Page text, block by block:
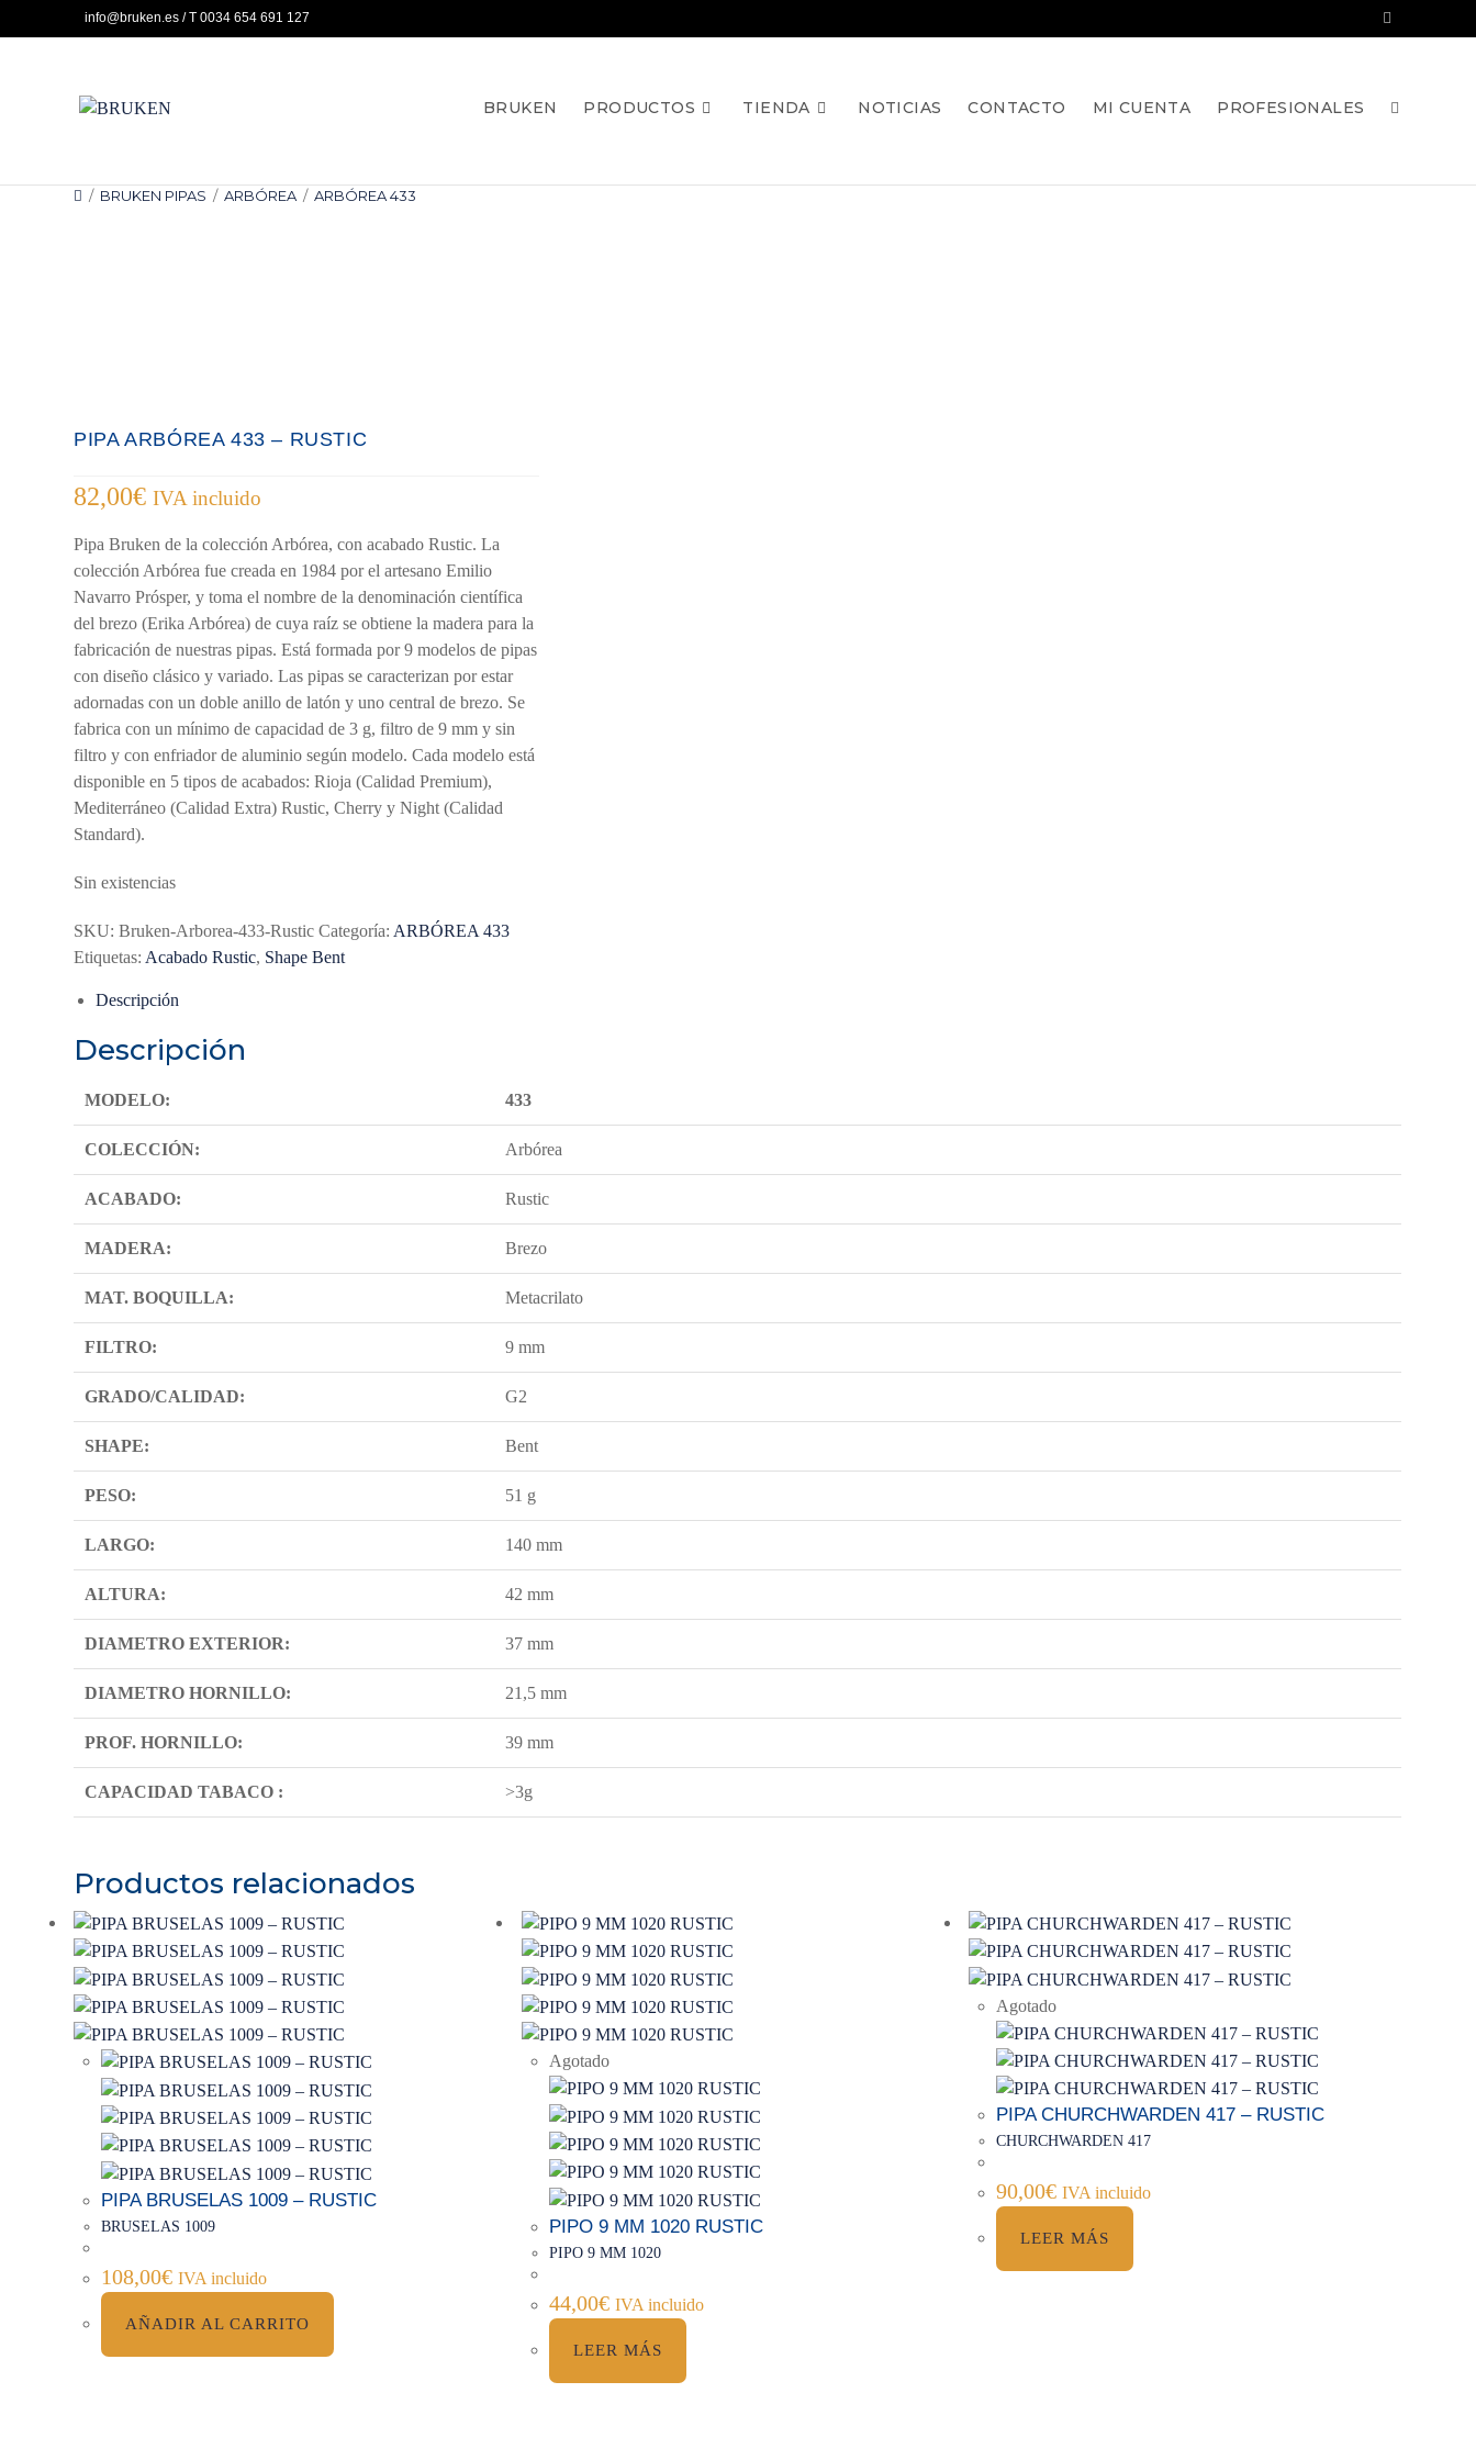
al
info@bruken.es / T 0034 654 691 127
BRUKEN PRODUCTOS TIENDA NOTICIAS CONTACTO MI CUENTA PROFESIONALES
/ BRUKEN PIPAS / ARBÓREA / ARBÓREA 433
PIPA ARBÓREA 433 – RUSTIC
82,00€ IVA incluido
Pipa Bruken de la colección Arbórea, con acabado Rustic. La
colección Arbórea fue creada en 1984 por el artesano Emilio
Navarro Prósper, y toma el nombre de la denominación científica
del brezo (Erika Arbórea) de cuya raíz se obtiene la madera para la
fabricación de nuestras pipas. Está formada por 9 modelos de pipas
con diseño clásico y variado. Las pipas se caracterizan por estar
adornadas con un doble anillo de latón y uno central de brezo. Se
fabrica con un mínimo de capacidad de 3 g, filtro de 9 mm y sin
filtro y con enfriador de aluminio según modelo. Cada modelo está
disponible en 5 tipos de acabados: Rioja (Calidad Premium),
Mediterráneo (Calidad Extra) Rustic, Cherry y Night (Calidad
Standard).
Sin existencias
SKU:Bruken-Arborea-433-Rustic Categoría: ARBÓREA 433
Etiquetas: Acabado Rustic, Shape Bent
Descripción
Descripción
MODELO: 433
COLECCIÓN: Arbórea
ACABADO: Rustic
MADERA: Brezo
MAT. BOQUILLA: Metacrilato
FILTRO: 9 mm
GRADO/CALIDAD: G2
SHAPE: Bent
PESO: 51 g
LARGO: 140 mm
ALTURA: 42 mm
DIAMETRO EXTERIOR: 37 mm
DIAMETRO HORNILLO: 21,5 mm
PROF. HORNILLO: 39 mm
CAPACIDAD TABACO : >3g
Productos relacionados
PIPA BRUSELAS 1009 – RUSTIC
BRUSELAS 1009
108,00€ IVA incluido
AÑADIR AL CARRITO
Agotado
PIPO 9 MM 1020 RUSTIC
PIPO 9 MM 1020
44,00€ IVA incluido
LEER MÁS
Agotado
PIPA CHURCHWARDEN 417 – RUSTIC
CHURCHWARDEN 417
90,00€ IVA incluido
LEER MÁS